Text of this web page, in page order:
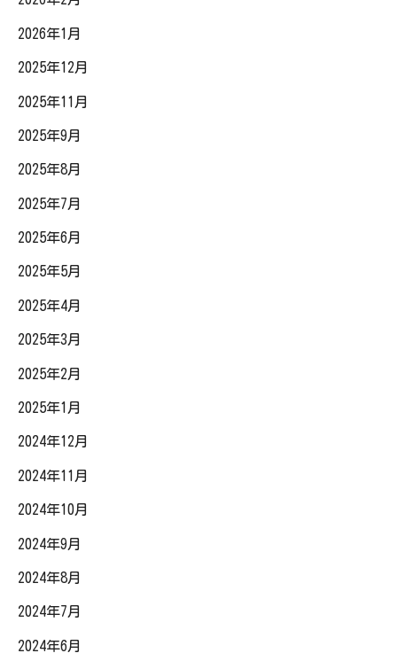
2026年1月
2025年12月
2025年11月
2025年9月
2025年8月
2025年7月
2025年6月
2025年5月
2025年4月
2025年3月
2025年2月
2025年1月
2024年12月
2024年11月
2024年10月
2024年9月
2024年8月
2024年7月
2024年6月